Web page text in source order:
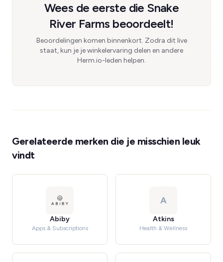
Wees de eerste die Snake
River Farms beoordeelt!
Beoordelingen komen binnenkort. Zodra dit live
staat, kun je je winkelervaring delen en andere
Herm.io-leden helpen.
Gerelateerde merken die je misschien leuk
vindt
Abiby
Apps & Subscriptions
A
Atkins
Health & Wellness